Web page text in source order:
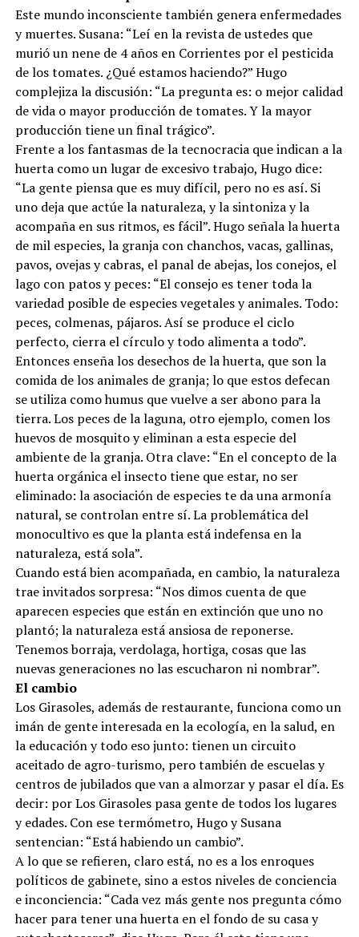
Calidad de vida o producción
Este mundo inconsciente también genera enfermedades
y muertes. Susana: “Leí en la revista de ustedes que
murió un nene de 4 años en Corrientes por el pesticida
de los tomates. ¿Qué estamos haciendo?” Hugo
complejiza la discusión: “La pregunta es: o mejor calidad
de vida o mayor producción de tomates. Y la mayor
producción tiene un final trágico”.
Frente a los fantasmas de la tecnocracia que indican a la
huerta como un lugar de excesivo trabajo, Hugo dice:
“La gente piensa que es muy difícil, pero no es así. Si
uno deja que actúe la naturaleza, y la sintoniza y la
acompaña en sus ritmos, es fácil”. Hugo señala la huerta
de mil especies, la granja con chanchos, vacas, gallinas,
pavos, ovejas y cabras, el panal de abejas, los conejos, el
lago con patos y peces: “El consejo es tener toda la
variedad posible de especies vegetales y animales. Todo:
peces, colmenas, pájaros. Así se produce el ciclo
perfecto, cierra el círculo y todo alimenta a todo”.
Entonces enseña los desechos de la huerta, que son la
comida de los animales de granja; lo que estos defecan
se utiliza como humus que vuelve a ser abono para la
tierra. Los peces de la laguna, otro ejemplo, comen los
huevos de mosquito y eliminan a esta especie del
ambiente de la granja. Otra clave: “En el concepto de la
huerta orgánica el insecto tiene que estar, no ser
eliminado: la asociación de especies te da una armonía
natural, se controlan entre sí. La problemática del
monocultivo es que la planta está indefensa en la
naturaleza, está sola”.
Cuando está bien acompañada, en cambio, la naturaleza
trae invitados sorpresa: “Nos dimos cuenta de que
aparecen especies que están en extinción que uno no
plantó; la naturaleza está ansiosa de reponerse.
Tenemos borraja, verdolaga, hortiga, cosas que las
nuevas generaciones no las escucharon ni nombrar”.
El cambio
Los Girasoles, además de restaurante, funciona como un
imán de gente interesada en la ecología, en la salud, en
la educación y todo eso junto: tienen un circuito
aceitado de agro-turismo, pero también de escuelas y
centros de jubilados que van a almorzar y pasar el día. Es
decir: por Los Girasoles pasa gente de todos los lugares
y edades. Con ese termómetro, Hugo y Susana
sentencian: “Está habiendo un cambio”.
A lo que se refieren, claro está, no es a los enroques
políticos de gabinete, sino a estos niveles de conciencia
e inconciencia: “Cada vez más gente nos pregunta cómo
hacer para tener una huerta en el fondo de su casa y